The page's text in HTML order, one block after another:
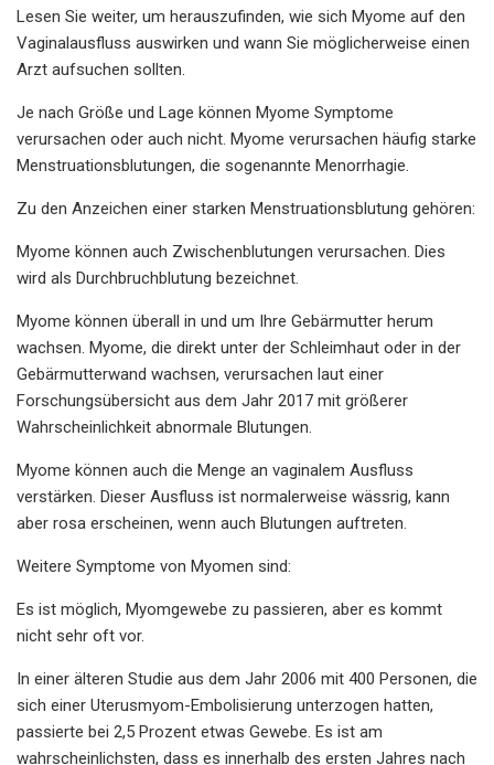
Lesen Sie weiter, um herauszufinden, wie sich Myome auf den
Vaginalausfluss auswirken und wann Sie möglicherweise einen
Arzt aufsuchen sollten.
Je nach Größe und Lage können Myome Symptome
verursachen oder auch nicht. Myome verursachen häufig starke
Menstruationsblutungen, die sogenannte Menorrhagie.
Zu den Anzeichen einer starken Menstruationsblutung gehören:
Myome können auch Zwischenblutungen verursachen. Dies
wird als Durchbruchblutung bezeichnet.
Myome können überall in und um Ihre Gebärmutter herum
wachsen. Myome, die direkt unter der Schleimhaut oder in der
Gebärmutterwand wachsen, verursachen laut einer
Forschungsübersicht aus dem Jahr 2017 mit größerer
Wahrscheinlichkeit abnormale Blutungen.
Myome können auch die Menge an vaginalem Ausfluss
verstärken. Dieser Ausfluss ist normalerweise wässrig, kann
aber rosa erscheinen, wenn auch Blutungen auftreten.
Weitere Symptome von Myomen sind:
Es ist möglich, Myomgewebe zu passieren, aber es kommt
nicht sehr oft vor.
In einer älteren Studie aus dem Jahr 2006 mit 400 Personen, die
sich einer Uterusmyom-Embolisierung unterzogen hatten,
passierte bei 2,5 Prozent etwas Gewebe. Es ist am
wahrscheinlichsten, dass es innerhalb des ersten Jahres nach